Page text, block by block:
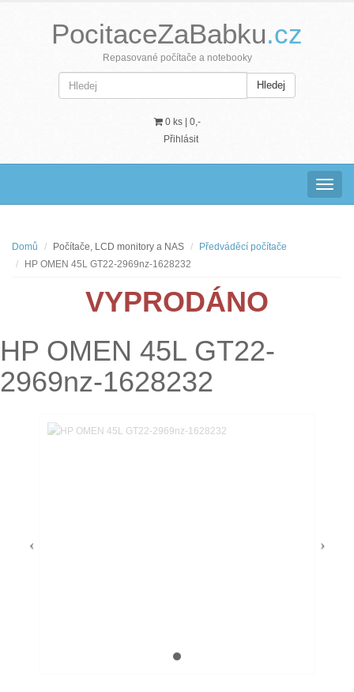
PocitaceZaBabku.cz
Repasované počítače a notebooky
Hledej
0 ks | 0,-
Přihlásit
Domů Počítače, LCD monitory a NAS
Předváděcí počítače
HP OMEN 45L GT22-2969nz-1628232
VYPRODÁNO
HP OMEN 45L GT22-
2969nz-1628232